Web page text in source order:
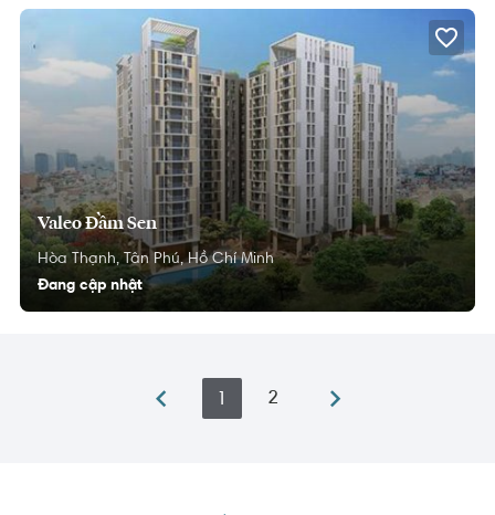
Valeo Đầm Sen
Hòa Thạnh, Tân Phú, Hồ Chí Minh
Đang cập nhật
1 2